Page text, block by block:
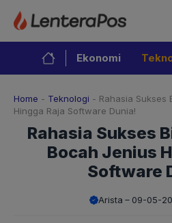
Langsung
isi
Ekonomi
Home - Teknologi - Rahasia Sukses
Hingga Raja Software Dunia!
Rahasia Sukses
Bocah Jenius
Software
Arista 09-05-